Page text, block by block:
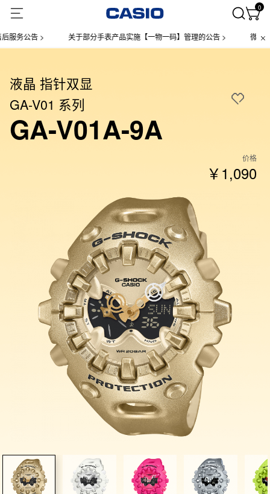
0
公告 > 关于部分手表产品实施【一物一码】管理的公告 > 微信小程
液晶 指针双显
GA-V01 系列
GA-V01A-9A
价格
￥1,090